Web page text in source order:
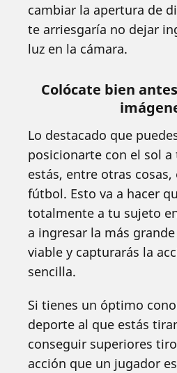
cambiar la apertura de
te arriesgaría no dejar
luz en la cámara.
Colócate bien
Lo destacado que
posicionarte con el sol a
estás, entre otras
fútbol. Esto va a hacer
totalmente a tu sujeto
a ingresar la más
viable y capturarás la
sencilla.
Si tienes un óptimo
deporte al que estás
conseguir superiores
acción que un jugador